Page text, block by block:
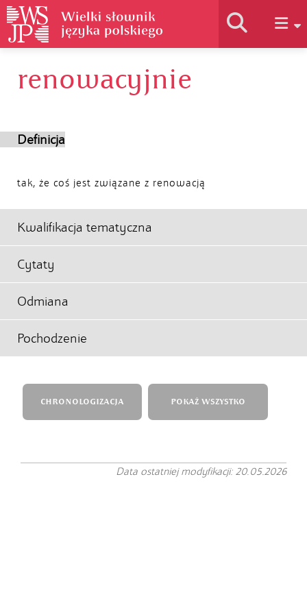
Historia słownika
renowacyjnie
Definicja
tak, że coś jest związane z renowacją
Kwalifikacja tematyczna
Cytaty
Odmiana
Pochodzenie
CHRONOLOGIZACJA POKAŻ WSZYSTKO
Data ostatniej modyfikacji: 20.05.2026